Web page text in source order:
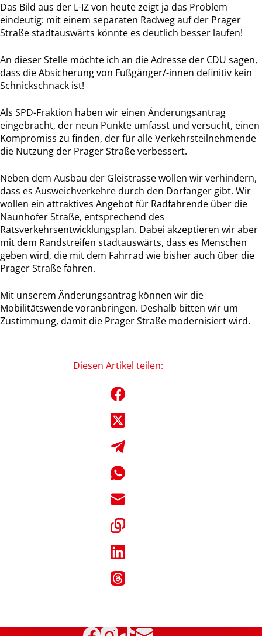
Das Bild aus der L-IZ von heute zeigt ja das Problem
eindeutig: mit einem separaten Radweg auf der Prager
Straße stadtauswärts könnte es deutlich besser laufen!
An dieser Stelle möchte ich an die Adresse der CDU sagen,
dass die Absicherung von Fußgänger/-innen definitiv kein
Schnickschnack ist!
Als SPD-Fraktion haben wir einen Änderungsantrag
eingebracht, der neun Punkte umfasst und versucht, einen
Kompromiss zu finden, der für alle Verkehrsteilnehmende
die Nutzung der Prager Straße verbessert.
Neben dem Ausbau der Gleistrasse wollen wir verhindern,
dass es Ausweichverkehre durch den Dorfanger gibt. Wir
wollen ein attraktives Angebot für Radfahrende über die
Naunhofer Straße, entsprechend des
Ratsverkehrsentwicklungsplan. Dabei akzeptieren wir aber
mit dem Randstreifen stadtauswärts, dass es Menschen
geben wird, die mit dem Fahrrad wie bisher auch über die
Prager Straße fahren.
Mit unserem Änderungsantrag können wir die
Mobilitätswende voranbringen. Deshalb bitten wir um
Zustimmung, damit die Prager Straße modernisiert wird.
Diesen Artikel teilen: